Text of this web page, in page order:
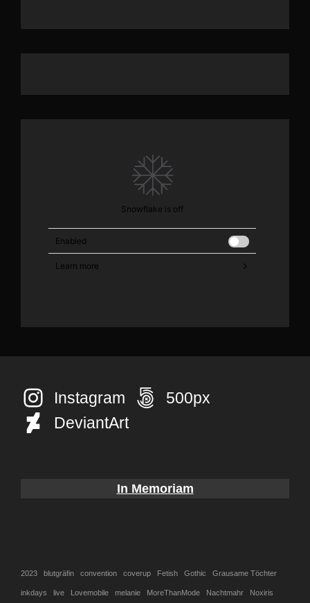
Instagram
500px
DeviantArt
In Memoriam
2023 blutgräfin convention coverup Fetish Gothic Grausame Töchter
inkdays live Lovemobile melanie MoreThanMode Nachtmahr Noxiris